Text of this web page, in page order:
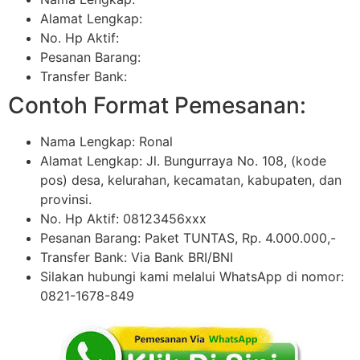
Alamat Lengkap:
No. Hp Aktif:
Pesanan Barang:
Transfer Bank:
Contoh Format Pemesanan:
Nama Lengkap: Ronal
Alamat Lengkap: Jl. Bungurraya No. 108, (kode
pos) desa, kelurahan, kecamatan, kabupaten, dan
provinsi.
No. Hp Aktif: 08123456xxx
Pesanan Barang: Paket TUNTAS, Rp. 4.000.000,-
Transfer Bank: Via Bank BRI/BNI
Silakan hubungi kami melalui WhatsApp di nomor:
0821-1678-849